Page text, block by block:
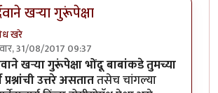
खऱ्या गुरूंपेक्षा
खरे
31/08/2017 09:37
toसोप्पा उपाय....byडॉ श्रीहास
खऱ्या गुरूंपेक्षा भोंदू बाबांकडे तुमच्या
प्रश्नांची उत्तरे असताततसेच चांगल्या